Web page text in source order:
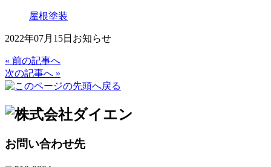
屋根塗装
2022年07月15日 お知らせ
« 前の記事へ
次の記事へ »
お問い合わせ先